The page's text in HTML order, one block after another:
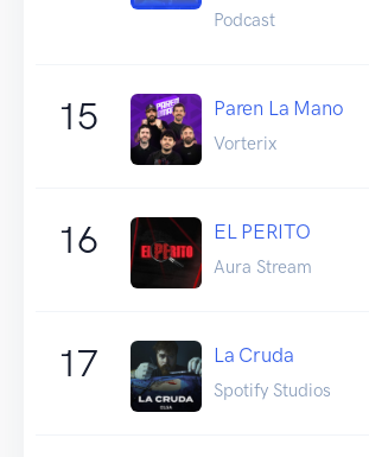
Podcast
15 Paren La Mano
Vorterix
16 EL PERITO
Aura Stream
17 La Cruda
Spotify Studios